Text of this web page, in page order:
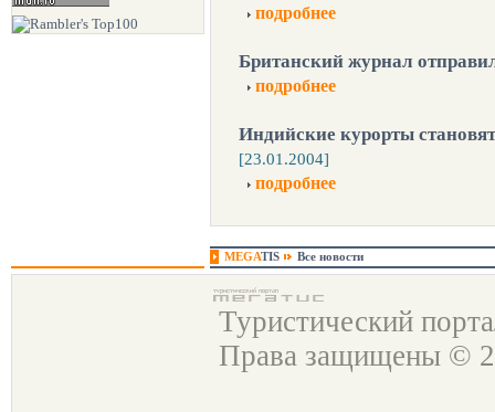
подробнее
Британский журнал
подробнее
Индийские курорты
[23.01.2004]
подробнее
MEGATIS Все новости
Туристический
Права защищены ©